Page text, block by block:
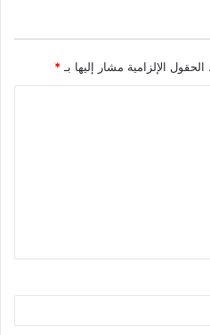
الحقول الإلزامية مشار إليها بـ *